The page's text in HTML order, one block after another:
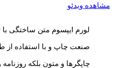
مشاهده ویدئو
لورم ایپسوم متن ساختگی با
صنعت چاپ و با استفاده از
چاپگرها و متون بلکه